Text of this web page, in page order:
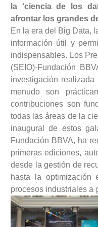
la ‘ciencia de los
afrontar los grandes
En la era del Big Data,
información útil y
indispensables. Los
(SEIO)-Fundación
investigación
menudo son
contribuciones son
todas las áreas de la
inaugural de estos
Fundación BBVA, ha
primeras ediciones,
desde la gestión de
hasta la
procesos industriales a